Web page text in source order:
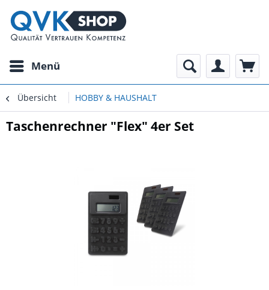
Menü
Übersicht HOBBY & HAUSHALT
Taschenrechner "Flex" 4er Set